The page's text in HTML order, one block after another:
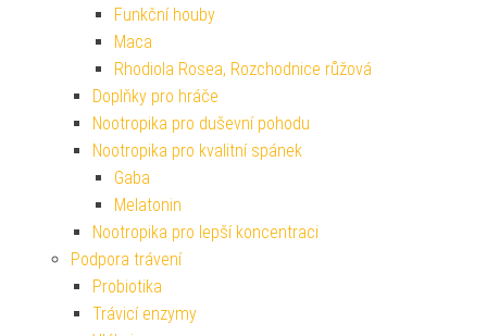
Funkční houby
Maca
Rhodiola Rosea, Rozchodnice růžová
Doplňky pro hráče
Nootropika pro duševní pohodu
Nootropika pro kvalitní spánek
Gaba
Melatonin
Nootropika pro lepší koncentraci
Podpora trávení
Probiotika
Trávicí enzymy